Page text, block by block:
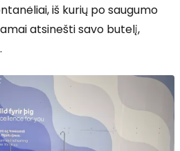
iš kurių po saugumo
atsinešti savo butelį,